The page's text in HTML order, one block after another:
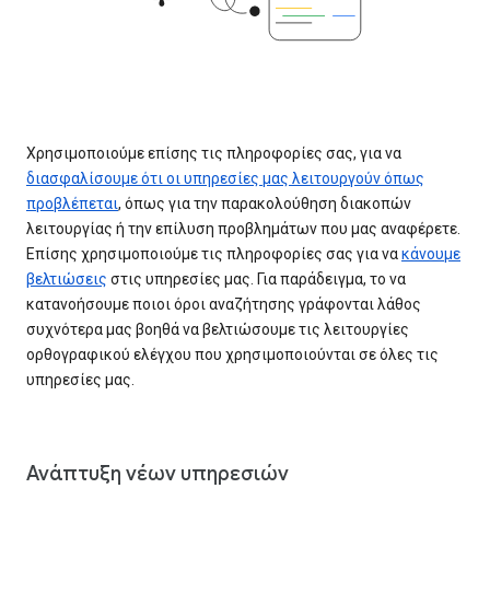
Χρησιμοποιούμε επίσης τις πληροφορίες σας, για να
διασφαλίσουμε ότι οι υπηρεσίες μας λειτουργούν όπως
προβλέπεται, όπως για την παρακολούθηση διακοπών
λειτουργίας ή την επίλυση προβλημάτων που μας αναφέρετε.
Επίσης χρησιμοποιούμε τις πληροφορίες σας για νακάνουμε
βελτιώσεις στις υπηρεσίες μας. Για παράδειγμα, το να
κατανοήσουμε ποιοι όροι αναζήτησης γράφονται λάθος
συχνότερα μας βοηθά να βελτιώσουμε τις λειτουργίες
ορθογραφικού ελέγχου που χρησιμοποιούνται σε όλες τις
υπηρεσίες μας.
Ανάπτυξη νέων υπηρεσιών